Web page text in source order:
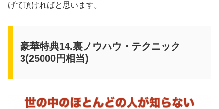
げて頂ければと思います。
豪華特典14.裏ノウハウ・テクニック
3(25000円相当)